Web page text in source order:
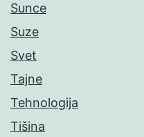
Sunce
Suze
Svet
Tajne
Tehnologija
Tišina